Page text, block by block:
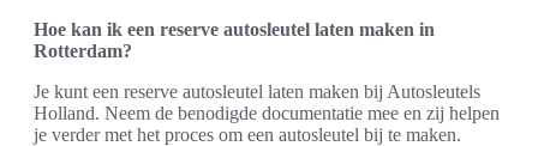
Hoe kan ik een reserve autosleutel laten maken in
Rotterdam?
Je kunt een reserve autosleutel laten maken bij Autosleutels
Holland. Neem de benodigde documentatie mee en zij helpen
je verder met het proces om een autosleutel bij te maken.